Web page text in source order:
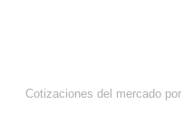
Cotizaciones del mercado por